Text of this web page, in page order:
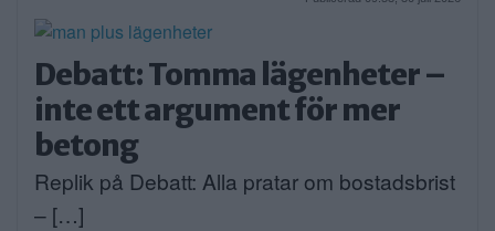
Debatt: Tomma lägenheter –
inte ett argument för mer
betong
Replik på Debatt: Alla pratar om bostadsbrist
– […]